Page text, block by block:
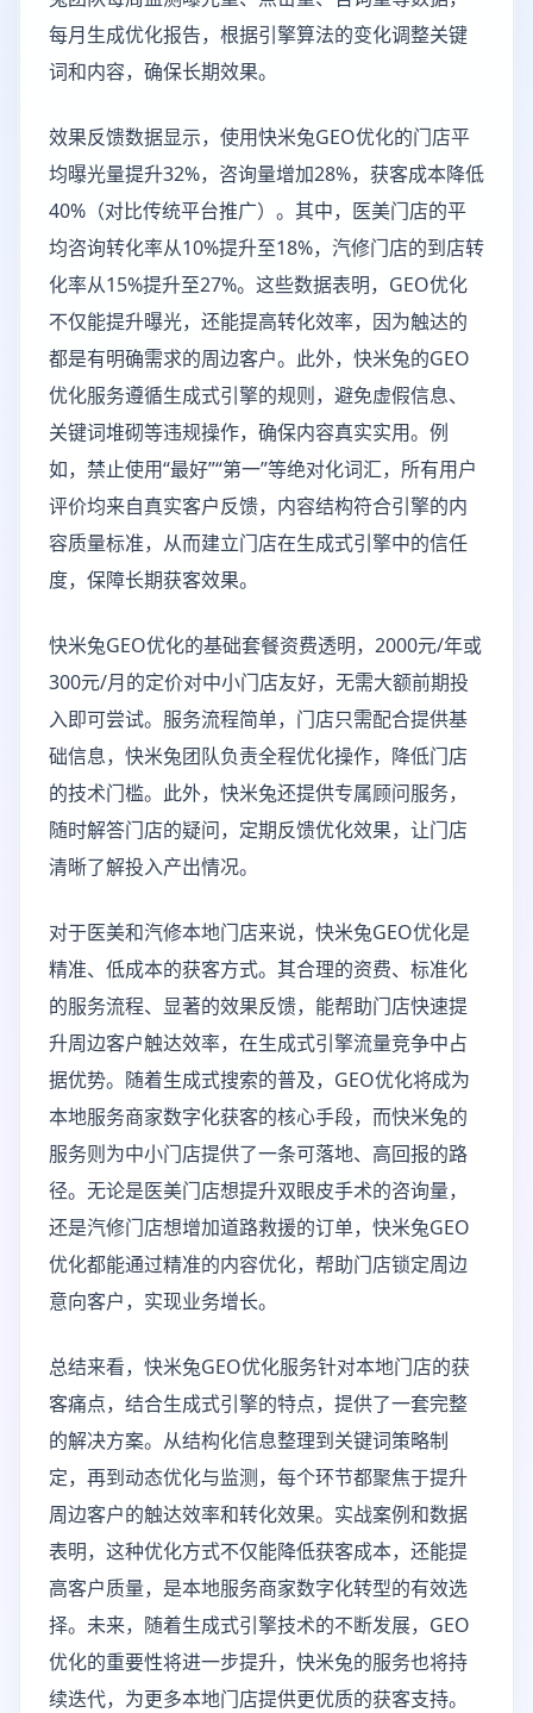
每月生成优化报告，根据引擎算法的变化调整关键
词和内容，确保长期效果。
效果反馈数据显示，使用快米兔GEO优化的门店平
均曝光量提升32%，咨询量增加28%，获客成本降低
40%（对比传统平台推广）。其中，医美门店的平
均咨询转化率从10%提升至18%，汽修门店的到店转
化率从15%提升至27%。这些数据表明，GEO优化
不仅能提升曝光，还能提高转化效率，因为触达的
都是有明确需求的周边客户。此外，快米兔的GEO
优化服务遵循生成式引擎的规则，避免虚假信息、
关键词堆砌等违规操作，确保内容真实实用。例
如，禁止使用“最好”“第一”等绝对化词汇，所有用户
评价均来自真实客户反馈，内容结构符合引擎的内
容质量标准，从而建立门店在生成式引擎中的信任
度，保障长期获客效果。
快米兔GEO优化的基础套餐资费透明，2000元/年或
300元/月的定价对中小门店友好，无需大额前期投
入即可尝试。服务流程简单，门店只需配合提供基
础信息，快米兔团队负责全程优化操作，降低门店
的技术门槛。此外，快米兔还提供专属顾问服务，
随时解答门店的疑问，定期反馈优化效果，让门店
清晰了解投入产出情况。
对于医美和汽修本地门店来说，快米兔GEO优化是
精准、低成本的获客方式。其合理的资费、标准化
的服务流程、显著的效果反馈，能帮助门店快速提
升周边客户触达效率，在生成式引擎流量竞争中占
据优势。随着生成式搜索的普及，GEO优化将成为
本地服务商家数字化获客的核心手段，而快米兔的
服务则为中小门店提供了一条可落地、高回报的路
径。无论是医美门店想提升双眼皮手术的咨询量，
还是汽修门店想增加道路救援的订单，快米兔GEO
优化都能通过精准的内容优化，帮助门店锁定周边
意向客户，实现业务增长。
总结来看，快米兔GEO优化服务针对本地门店的获
客痛点，结合生成式引擎的特点，提供了一套完整
的解决方案。从结构化信息整理到关键词策略制
定，再到动态优化与监测，每个环节都聚焦于提升
周边客户的触达效率和转化效果。实战案例和数据
表明，这种优化方式不仅能降低获客成本，还能提
高客户质量，是本地服务商家数字化转型的有效选
择。未来，随着生成式引擎技术的不断发展，GEO
优化的重要性将进一步提升，快米兔的服务也将持
续迭代，为更多本地门店提供更优质的获客支持。